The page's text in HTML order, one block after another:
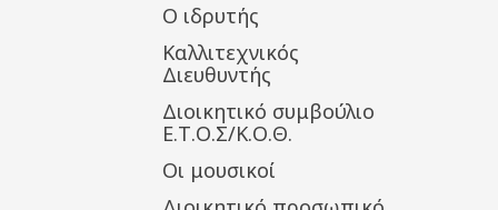
Ο ιδρυτής
Καλλιτεχνικός
Διευθυντής
Διοικητικό συμβούλιο
Ε.Τ.Ο.Σ/Κ.Ο.Θ.
Οι μουσικοί